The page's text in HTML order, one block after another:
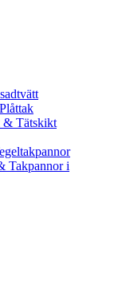
& Tätskikt
Takpannor i